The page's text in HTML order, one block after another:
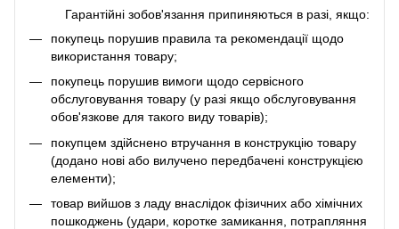
Гарантійні зобов'язання припиняються в разі, якщо:
покупець порушив правила та рекомендації щодо
використання товару;
покупець порушив вимоги щодо сервісного
обслуговування товару (у разі якщо обслуговування
обов'язкове для такого виду товарів);
покупцем здійснено втручання в конструкцію товару
(додано нові або вилучено передбачені конструкцією
елементи);
товар вийшов з ладу внаслідок фізичних або хімічних
пошкоджень (удари, коротке замикання, потрапляння